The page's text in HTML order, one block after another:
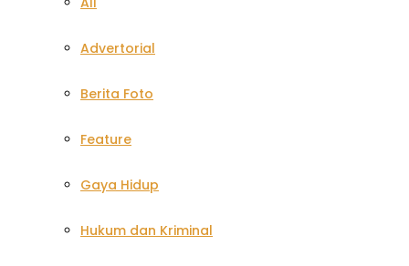
Advertorial
Berita Foto
Feature
Gaya Hidup
Hukum dan Kriminal